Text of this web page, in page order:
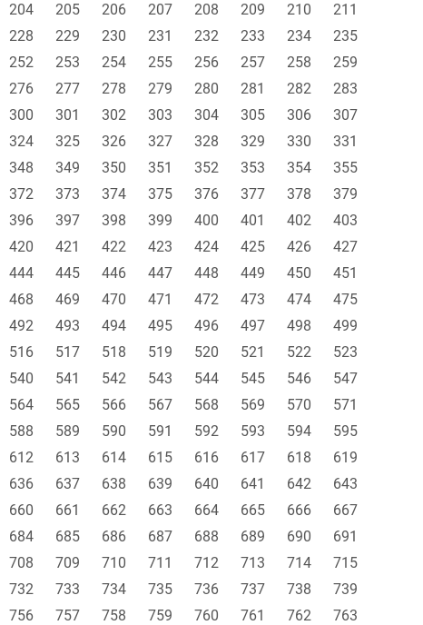
204 205 206 207 208 209 210
211
228 229 230 231 232 233 234
235
252 253 254 255 256 257 258
259
276 277 278 279 280 281 282
283
300 301 302 303 304 305 306
307
324 325 326 327 328 329 330
331
348 349 350 351 352 353 354
355
372 373 374 375 376 377 378
379
396 397 398 399 400 401 402
403
420 421 422 423 424 425 426
427
444 445 446 447 448 449 450
451
468 469 470 471 472 473 474
475
492 493 494 495 496 497 498
499
516 517 518 519 520 521 522
523
540 541 542 543 544 545 546
547
564 565 566 567 568 569 570
571
588 589 590 591 592 593 594
595
612 613 614 615 616 617 618
619
636 637 638 639 640 641 642
643
660 661 662 663 664 665 666
667
684 685 686 687 688 689 690
691
708 709 710 711 712 713 714
715
732 733 734 735 736 737 738
739
756 757 758 759 760 761 762
763